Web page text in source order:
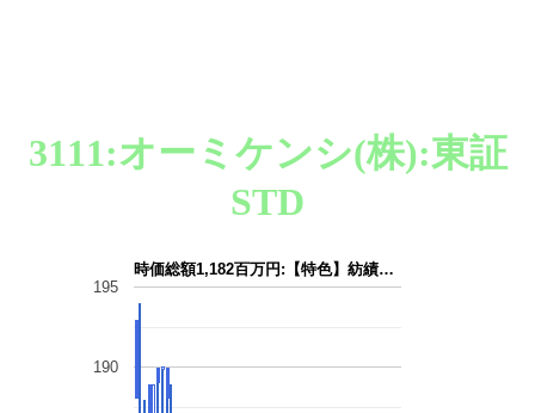
3111:オーミケンシ(株):東証
STD
時価総額1,182百万円:【特色】紡績…
190
195